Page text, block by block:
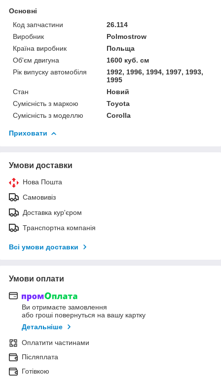
Основні
Код запчастини
26.114
Виробник
Polmostrow
Країна виробник
Польща
Об'єм двигуна
1600 куб. см
Рік випуску автомобіля
1992, 1996, 1994, 1997, 1993,
1995
Стан
Новий
Сумісність з маркою
Toyota
Сумісність з моделлю
Corolla
Приховати
Умови доставки
Нова Пошта
Самовивіз
Доставка кур'єром
Транспортна компанія
Всі умови доставки
Умови оплати
Ви отримаєте замовлення
або гроші повернуться на вашу картку
Детальніше
Оплатити частинами
Післяплата
Готівкою